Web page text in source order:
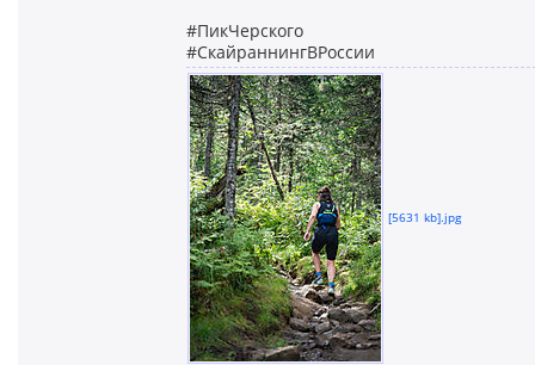
#ПикЧерского
#СкайраннингВРоссии
[5631 kb].jpg